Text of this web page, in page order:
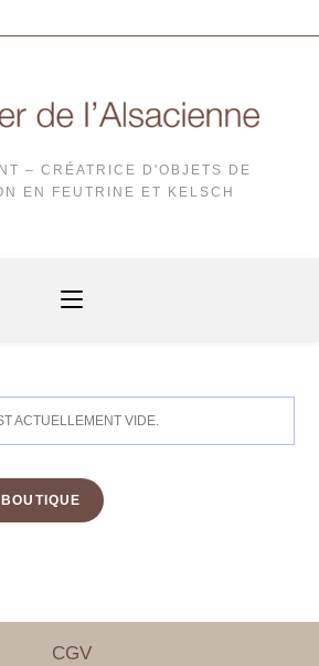
– CRÉATRICE D'OBJETS DE
EN FEUTRINE ET KELSCH
ACTUELLEMENT VIDE.
CGV